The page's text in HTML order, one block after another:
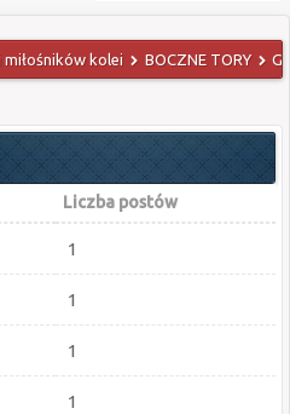
kolei BOCZNE TORY
Liczba postów
1
1
1
1